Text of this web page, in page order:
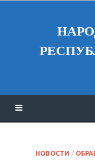
НОВОСТИ /